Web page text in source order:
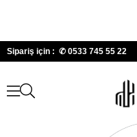
Sipariş için : ✆ 0533 745 55 22